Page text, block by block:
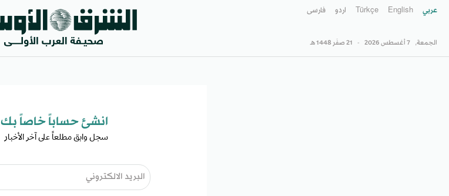
عربي English
Türkçe اردو فارسى
الجمعة, 7 أغسطس 2026 - 21 صفَر 1448 هـ
انشئ حساباً خاصاً بك​
سجل وابق مطلعاً على آخر الأخبار ​